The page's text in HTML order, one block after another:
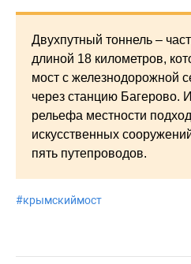
Двухпутный тоннель –
длиной 18 километров,
мост с железнодорожной
через станцию Багерово.
рельефа местности
искусственных
пять путепроводов.
#крымскиймост